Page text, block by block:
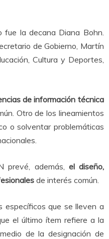
la decana Diana Bohn.
de Gobierno, Martín
Cultura y Deportes,
de información técnica
Otro de los lineamientos
o solventar problemáticas
prevé, además, el diseño,
de interés común.
específicos que se lleven a
el último ítem refiere a la
de la designación de